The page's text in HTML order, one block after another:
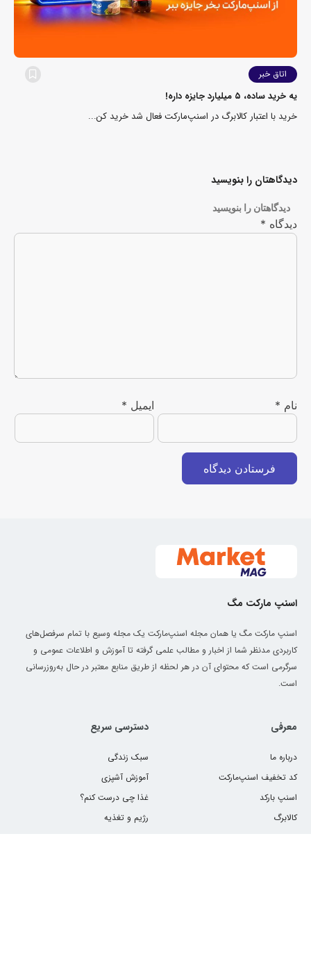
اتاق خبر
یه خرید ساده، ۵ میلیارد جایزه داره!
خرید با اعتبار کالابرگ در اسنپ‌مارکت فعال شد خرید کن...
دیدگاهتان را بنویسید
دیدگاهتان را بنویسید
دیدگاه *
نام * ایمیل *
اسنپ مارکت مگ
اسنپ مارکت مگ یا همان مجله اسنپ‌مارکت یک مجله وسیع با تمام سرفصل‌های
کاربردی مدنظر شما از اخبار و مطالب علمی گرفته تا آموزش و اطلاعات عمومی و
سرگرمی است که محتوای آن در هر لحظه از طریق منابع معتبر در حال به‌روزرسانی
است.
معرفی
درباره ما
کد تخفیف اسنپ‌مارکت
اسنپ بارکد
کالابرگ
دسترسی سریع
سبک زندگی
آموزش آشپزی
غذا چی درست کنم؟
رژیم و تغذیه